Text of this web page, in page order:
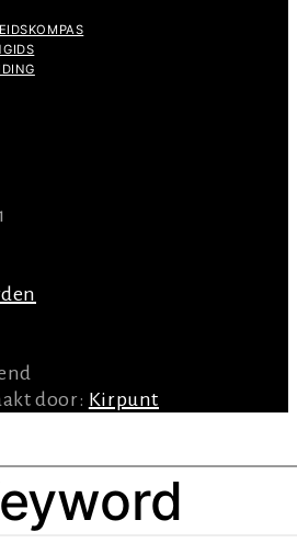
door: Kirpunt